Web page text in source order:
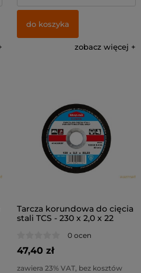
do koszyka
zobacz więcej
Tarcza korundowa do cięcia
stali TCS - 230 x 2,0 x 22
0 ocen
47,40 zł
zawiera 23% VAT, bez kosztów